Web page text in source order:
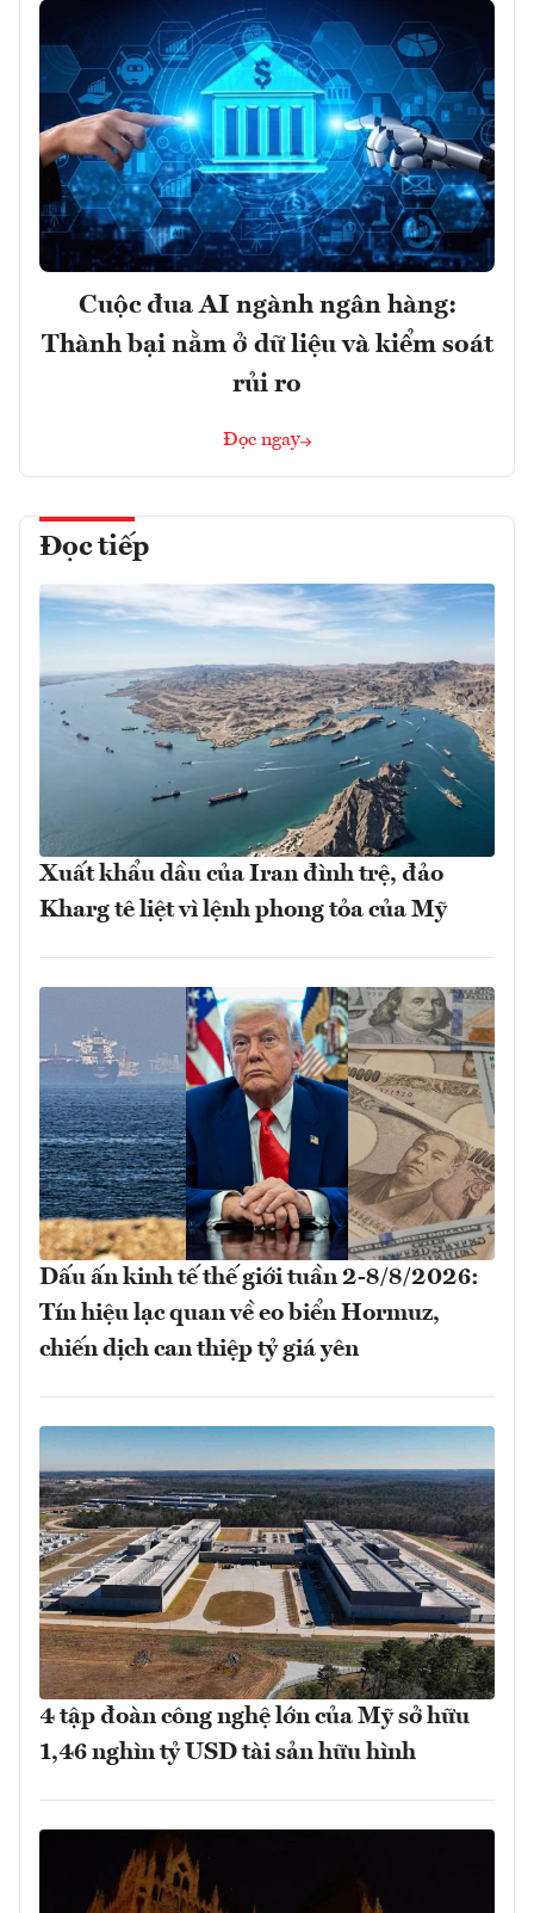
Cuộc đua AI ngành ngân hàng:
Thành bại nằm ở dữ liệu và kiểm soát
rủi ro
Đọc ngay
Đọc tiếp
Xuất khẩu dầu của Iran đình trệ, đảo
Kharg tê liệt vì lệnh phong tỏa của Mỹ
Dấu ấn kinh tế thế giới tuần 2-8/8/2026:
Tín hiệu lạc quan về eo biển Hormuz,
chiến dịch can thiệp tỷ giá yên
4 tập đoàn công nghệ lớn của Mỹ sở hữu
1,46 nghìn tỷ USD tài sản hữu hình